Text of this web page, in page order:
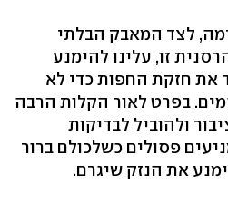
לצד המאבק הבלתי
זו, עלינו להימנע
את חזקת החפות כדי לא
בפרט לאור הקלות הרבה
ולהוביל לבדיקות
פסולים כשלכולם ברור
את הנזק שיגרם.